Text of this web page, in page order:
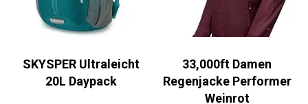
SKYSPER Ultraleicht
33,000ft Damen
Regenjacke Performer